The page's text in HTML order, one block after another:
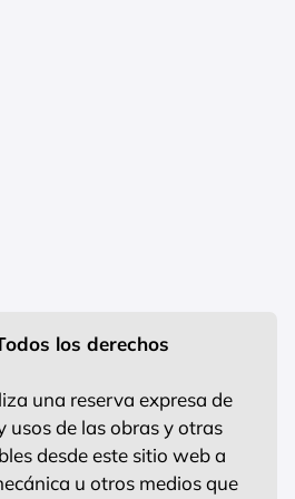
los derechos
una reserva expresa de
usos de las obras y otras
desde este sitio web a
u otros medios que